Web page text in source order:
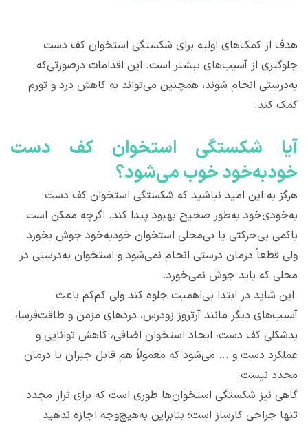
هدف از کمک‌های اولیه برای شکستگی استخوان کف دست
جلوگیری از آسیب‌های بیشتر است. این اقدامات درصورتی‌که
به‌درستی انجام شوند، همچنین می‌تواند به کاهش درد و تورم
کمک کند.
آیا شکستگی استخوان کف دست
خودبه‌خود خوب می‌شود؟
هرگز به این امید نباشید که شکستگی استخوان کف دست
به‌خودی‌خود به‌طور صحیح بهبود پیدا کند. اگرچه ممکن است
باکمی بی‌حرکتی یا بی‌محلی استخوان خودبه‌خود جوش بخورد
ولی قطعاً درمان درستی انجام نمی‌شود و استخوان به‌درستی در
محلی که باید جوش نمی‌خورد.
این شاید در ابتدا بی‌اهمیت جلوه کند ولی کم‌کم باعث
آسیب‌های دیگر مانند آرتروز زودرس، دردهای مزمن و طاقت‌فرسا،
بدشکلی کف دست، ایجاد استخوان اضافی، کاهش توانایی و
عملکرد دست و ... می‌شود که معمولاً هم قابل جبران یا درمان
مجدد نیست.
گاهی نیز شکستگی استخوان‌ها طوری است که برای تراز مجدد
تنها جراحی کارساز است؛ بنابراین به‌هیچ‌وجه اجازه ندهید